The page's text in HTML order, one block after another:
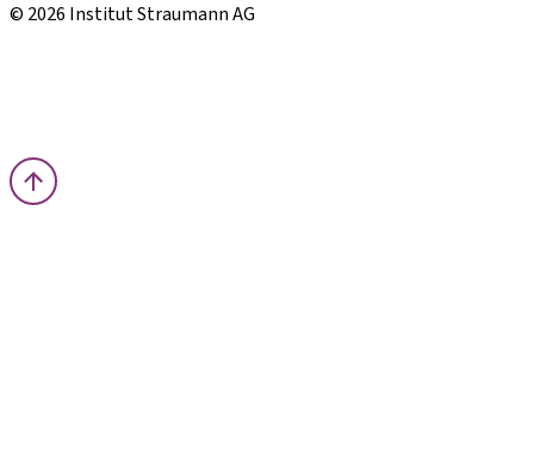
© 2026 Institut Straumann AG